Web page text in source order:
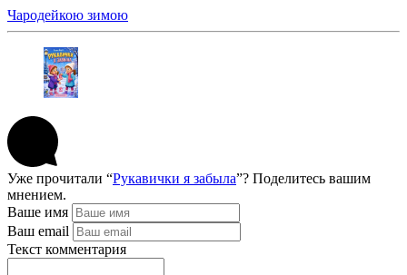
Чародейкою зимою
Уже прочитали “Рукавички я забыла”? Поделитесь вашим
мнением.
Ваше имя
Ваш email
Текст комментария